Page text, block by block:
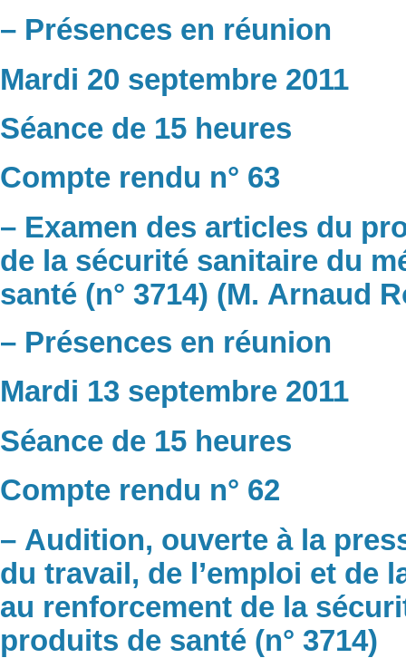
– Présences en réunion
Mardi 20 septembre 2011
Séance de 15 heures
Compte rendu n° 63
– Examen des articles du
de la sécurité sanitaire du
santé (n° 3714) (M. Arnaud
– Présences en réunion
Mardi 13 septembre 2011
Séance de 15 heures
Compte rendu n° 62
– Audition, ouverte à la
du travail, de l’emploi et de
au renforcement de la
produits de santé (n° 3714)